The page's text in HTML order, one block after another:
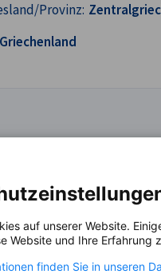
Provinz:
Griechenland
auf unserer Website.
Website und Ihre Erfahrung
finden Sie in unseren